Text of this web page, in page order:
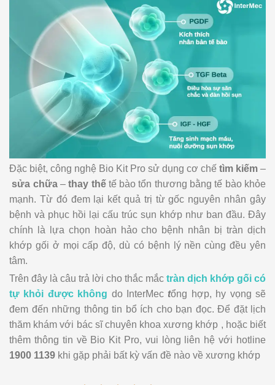
Đặc biệt, công nghệ Bio Kit Pro sử dụng cơ chế tìm kiếm –
sửa chữa–thay thếtế bào tổn thương bằng tế bào khỏe
mạnh. Từ đó đem lại kết quả trị từ gốc nguyên nhân gây
bệnh và phục hồi lại cấu trúc sụn khớp như ban đầu. Đây
chính là lựa chọn hoàn hảo cho bệnh nhân bị tràn dịch
khớp gối ở mọi cấp độ, dù có bệnh lý nền cùng đều yên
tâm.
Trên đây là câu trả lời cho thắc mắc tràn dịch khớp gối có
tự khỏi được không do InterMec tổng hợp, hy vọng sẽ
đem đến những thông tin bổ ích cho bạn đọc. Để đặt lịch
thăm khám với bác sĩ chuyên khoa xương khớp , hoặc biết
thêm thông tin về Bio Kit Pro, vui lòng liên hệ với hotline
1900 1139 khi gặp phải bất kỳ vấn đề nào về xương khớp